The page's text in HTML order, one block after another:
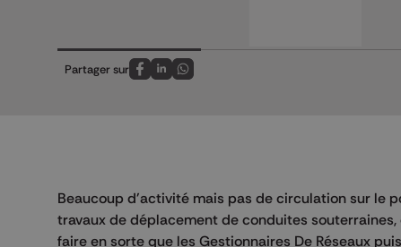
Partager sur
Partagez sur FaceBook
Partagez sur LinkedIn
Partagez sur Whatsapp
Beaucoup d'activité mais pas de circulation sur le
travaux de déplacement de conduites
faire en sorte que les Gestionnaires De Réseaux